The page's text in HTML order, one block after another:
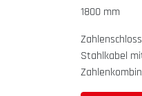
1800 mm
Stahlkabel